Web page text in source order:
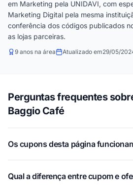
em Marketing pela UNIDAVI, com
Marketing Digital pela mesma
conferência dos códigos publicados
as lojas parceiras.
9 anos na área Atualizado em29/05/
Perguntas frequentes
Baggio Café
Os cupons desta página
Qual a diferença entre cupom e